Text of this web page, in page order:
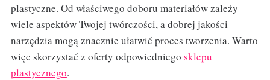
plastyczne. Od właściwego doboru materiałów zależy
wiele aspektów Twojej twórczości, a dobrej jakości
narzędzia mogą znacznie ułatwić proces tworzenia. Warto
więc skorzystać z oferty odpowiedniego sklepu
plastycznego.